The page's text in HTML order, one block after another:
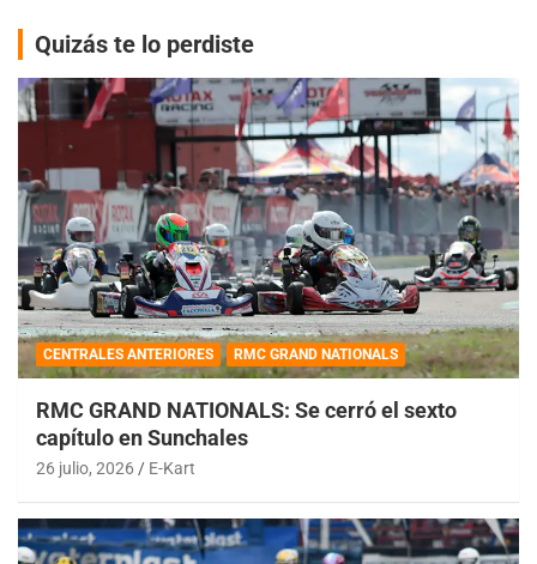
Quizás te lo perdiste
CENTRALES ANTERIORES RMC GRAND NATIONALS
RMC GRAND NATIONALS: Se cerró el sexto
capítulo en Sunchales
26 julio, 2026 E-Kart